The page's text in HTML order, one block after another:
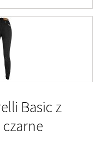
Basic z